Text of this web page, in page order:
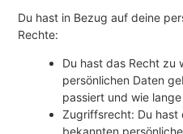
Du hast in Bezug auf deine
Rechte:
Du hast das Recht zu
persönlichen Daten
passiert und wie
Zugriffsrecht: Du hast